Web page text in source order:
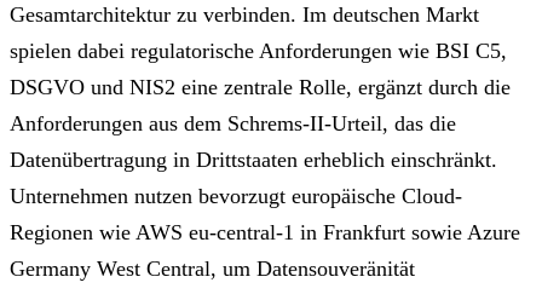
Gesamtarchitektur zu verbinden. Im deutschen Markt
spielen dabei regulatorische Anforderungen wie BSI C5,
DSGVO und NIS2 eine zentrale Rolle, ergänzt durch die
Anforderungen aus dem Schrems-II-Urteil, das die
Datenübertragung in Drittstaaten erheblich einschränkt.
Unternehmen nutzen bevorzugt europäische Cloud-
Regionen wie AWS eu-central-1 in Frankfurt sowie Azure
Germany West Central, um Datensouveränität